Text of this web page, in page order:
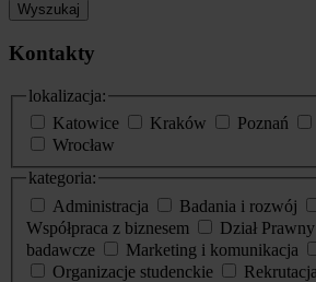
Wyszukaj
Kontakty
lokalizacja:
Katowice
Kraków Poznań
Wrocław
kategoria:
Administracja
Badania i rozwój
Współpraca z biznesem
Dział Prawny
badawcze
Marketing i komunikacja
Organizacje studenckie
Rekrutacja